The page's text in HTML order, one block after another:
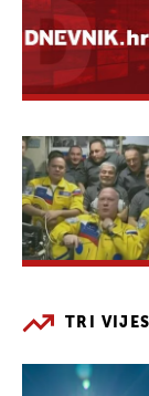
TRI